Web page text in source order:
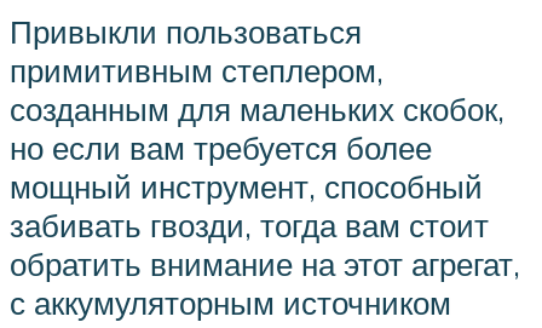
Привыкли пользоваться
примитивным степлером,
созданным для маленьких скобок,
но если вам требуется более
мощный инструмент, способный
забивать гвозди, тогда вам стоит
обратить внимание на этот агрегат,
с аккумуляторным источником